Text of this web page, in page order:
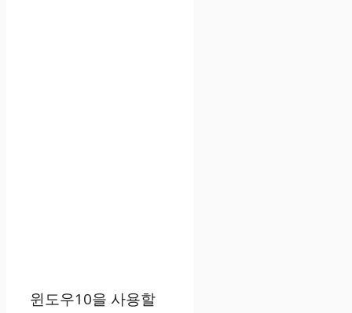
윈도우10을 사용할